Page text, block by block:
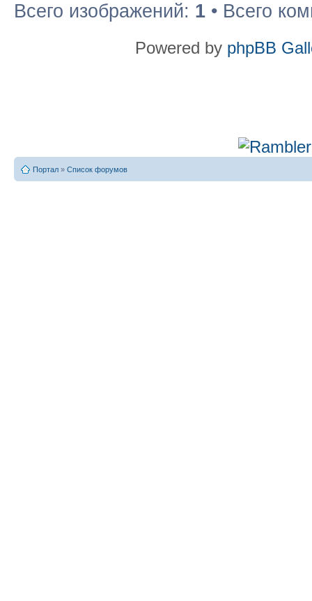
Всего изображений: 1 • Всего
Powered by phpBB
Портал » Список форумов